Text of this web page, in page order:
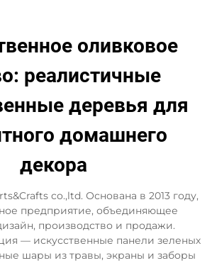
оливковое
реалистичные
деревья для
домашнего
декора
co.,ltd. Основана в 2013 году,
предприятие, объединяющее
производство и продажи.
— искусственные панели зеленых
шары из травы, экраны и заборы